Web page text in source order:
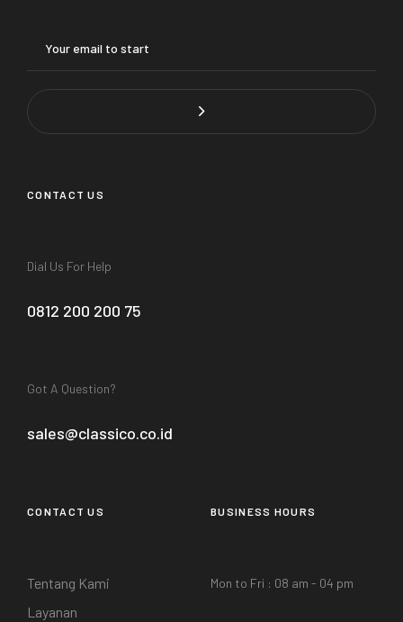
CONTACT US
Dial Us For Help
0812 200 200 75
Got A Question?
sales@classico.co.id
CONTACT US
Tentang Kami
Layanan
BUSINESS HOURS
Mon to Fri : 08 am - 04 pm